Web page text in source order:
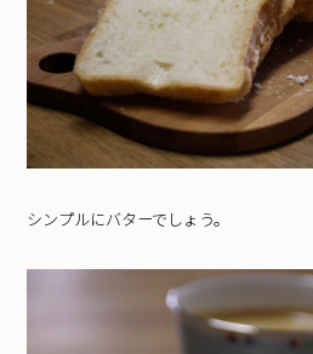
シンプルにバターでしょう。